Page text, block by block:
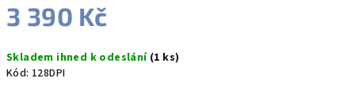
3 390 Kč
cena:
Skladem ihned k odeslání (1 ks)
Kód: 128DPI